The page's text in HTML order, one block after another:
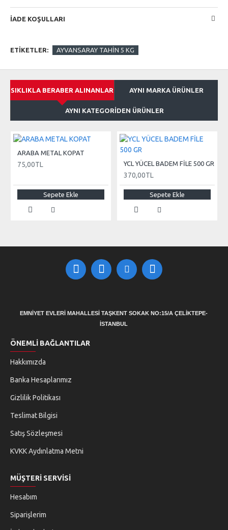
İADE KOŞULLARI
ETIKETLER: AYVANSARAY TAHİN 5 KG
SIKLIKLA BERABER ALINANLAR AYNI MARKA ÜRÜNLER
AYNI KATEGORIDEN ÜRÜNLER
ARABA METAL KOPAT
75,00TL
Sepete Ekle
YCL YÜCEL BADEM FİLE 500 GR
370,00TL
Sepete Ekle
EMNİYET EVLERİ MAHALLESİ TAŞKENT SOKAK NO:15/A ÇELİKTEPE-
İSTANBUL
ÖNEMLI BAĞLANTILAR
Hakkımızda
Banka Hesaplarımız
Gizlilik Politikası
Teslimat Bilgisi
Satış Sözleşmesi
KVKK Aydınlatma Metni
MÜŞTERI SERVISI
Hesabım
Siparişlerim